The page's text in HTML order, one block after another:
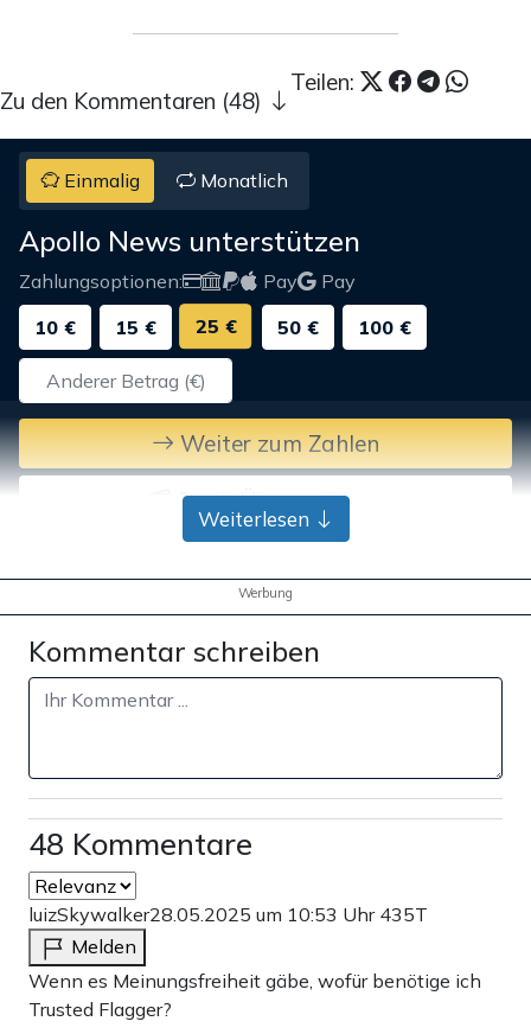
Teilen:
Zu den Kommentaren (48)
Einmalig Monatlich
Apollo News unterstützen
Zahlungsoptionen: Pay
Pay
10 €
15 € 25 € 50 € 100 €
Weiter zum Zahlen
Bank-Überweisung
Weiterlesen
Werbung
Kommentar schreiben
48 Kommentare
luizSkywalker28.05.2025 um 10:53 Uhr 435T
Melden
Wenn es Meinungsfreiheit gäbe, wofür benötige ich
Trusted Flagger?